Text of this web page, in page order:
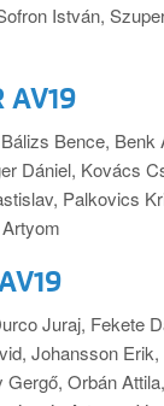
István,
AV19
Bence,
Dániel, Kovács
Palkovics
Juraj, Fekete
Johansson
Orbán